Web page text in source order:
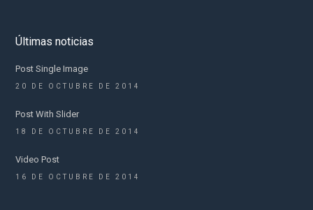
Últimas noticias
Post Single Image
20 DE OCTUBRE DE 2014
Post With Slider
18 DE OCTUBRE DE 2014
Video Post
16 DE OCTUBRE DE 2014